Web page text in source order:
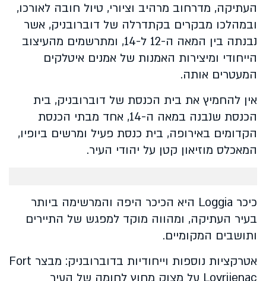
העתיקה, מדרחוב מרהיב וציורי, טיול חובה לאורכו,
ובמהלכו מבקרים בקתדרלה של דוברובניק, אשר
נבנתה בין המאה ה-12 ל-14, ומתרשמים מהעיצוב
הייחודי ומיצירות האמנות של אמנים איטלקים
המעטרים אותה.
אין להחמיץ את בית הכנסת של דוברובניק, בית
הכנסת שנבנה במאה ה-14, אחד מבתי הכנסת
הקדומים באירופה, בית כנסת פעיל ומרשים ביופיו,
המאכלס מוזיאון קטן על יהודי העיר.
כיכר Loggia היא הכיכר היפה והמרשימה ביותר
בעיר העתיקה, ומהווה מוקד למפגש של התיירים
ותושבים המקומיים.
אטרקציות נוספות וייחודיות בדוברובניק: מבצר Fort